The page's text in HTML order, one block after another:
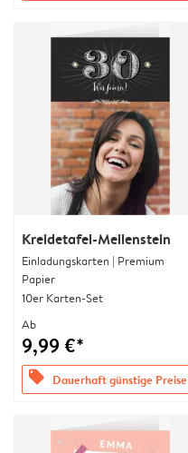
Kreidetafel-Meilenstein
Einladungskarten | Premium
Papier
10er Karten-Set
Ab
9,99 €*
offers Dauerhaft günstige Preise